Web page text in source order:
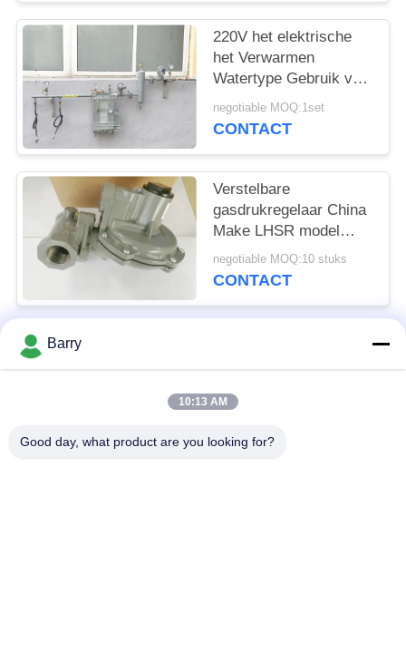
220V het elektrische
het Verwarmen
Watertype Gebruik van
de het Gasverstuiver
van LPG bij Gasfornuis
negotiable MOQ:1set
CONTACT
Verstelbare
gasdrukregelaar China
Make LHSR model
drukverlagende
regulator
negotiable MOQ:10 stuks
CONTACT
populaire categorieën
Barry
10:13 AM
Good day, what product are you looking for?